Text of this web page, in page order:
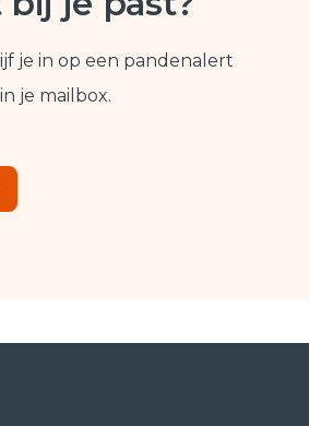
je in op een pandenalert
je mailbox.